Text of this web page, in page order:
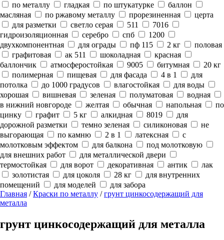
по металлу
гладкая по штукатурке
баллон
масляная
по ржавому металлу прорезиненная
церта
для разметки
светло серая 511
7016
гидроизоляционная
серебро спб
1200
двухкомпонентная
для ограды пф 115 2 кг
половая
графитовая
ак 511 шоколадная
красная
баллончик
атмосферостойкая 9005 битумная
20 кг
полимерная
пищевая для фасада 4 в 1
для
потолка
до 1000 градусов влагостойкая
для воды
хорошая
вишневая зеленая полуматовая
водная
в нижний новгороде
желтая обычная напольная
по
цинку
графит 5 кг алкидная 8019
для
дорожной разметки
темно зеленая силиконовая
не
выгорающая
по камню 2 в 1 латексная
с
молотковым эффектом
для балкона
под молотковую
для внешних работ
для металлической двери
термостойкая
для ворот декоративная антик
лак
золотистая
для цоколя 28 кг
для внутренних
помещений
для моделей
для забора
Главная /Краски по металлу /грунт цинкосодержащий для
металла
грунт цинкосодержащий для металла